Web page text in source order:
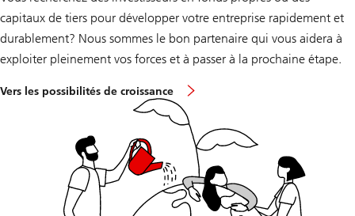
capitaux de tiers pour développer votre entreprise rapidement et
durablement? Nous sommes le bon partenaire qui vous aidera à
exploiter pleinement vos forces et à passer à la prochaine étape.
Vers les possibilités de croissance